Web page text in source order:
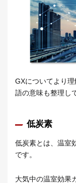
GXについてより
語の意味も整理し
低炭素
低炭素とは、温室
です。
大気中の温室効果